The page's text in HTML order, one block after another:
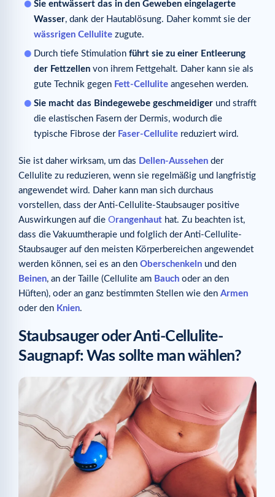
Sie entwässert das in den Geweben eingelagerte
Wasser, dank der Hautablösung. Daher kommt sie der
wässrigen Cellulite zugute.
Durch tiefe Stimulation führt sie zu einer Entleerung
der Fettzellen von ihrem Fettgehalt. Daher kann sie als
gute Technik gegen Fett-Cellulite angesehen werden.
Sie macht das Bindegewebe geschmeidiger und strafft
die elastischen Fasern der Dermis, wodurch die
typische Fibrose der Faser-Cellulite reduziert wird.
Sie ist daher wirksam, um das Dellen-Aussehen der
Cellulite zu reduzieren, wenn sie regelmäßig und langfristig
angewendet wird. Daher kann man sich durchaus
vorstellen, dass der Anti-Cellulite-Staubsauger positive
Auswirkungen auf die Orangenhaut hat. Zu beachten ist,
dass die Vakuumtherapie und folglich der Anti-Cellulite-
Staubsauger auf den meisten Körperbereichen angewendet
werden können, sei es an den Oberschenkeln und den
Beinen, an der Taille (Cellulite am Bauch oder an den
Hüften), oder an ganz bestimmten Stellen wie den Armen
oder den Knien.
Staubsauger oder Anti-Cellulite-
Saugnapf: Was sollte man wählen?